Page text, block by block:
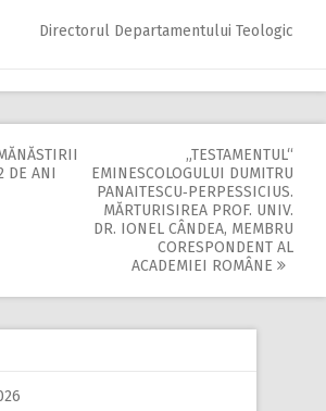
Directorul Departamentului Teologic
DE ANI
„TESTAMENTUL“
EMINESCOLOGULUI DUMITRU
PANAITESCU‑PERPESSICIUS.
MĂRTURISIREA PROF. UNIV.
DR. IONEL CÂNDEA, MEMBRU
CORESPONDENT AL
ACADEMIEI ROMÂNE